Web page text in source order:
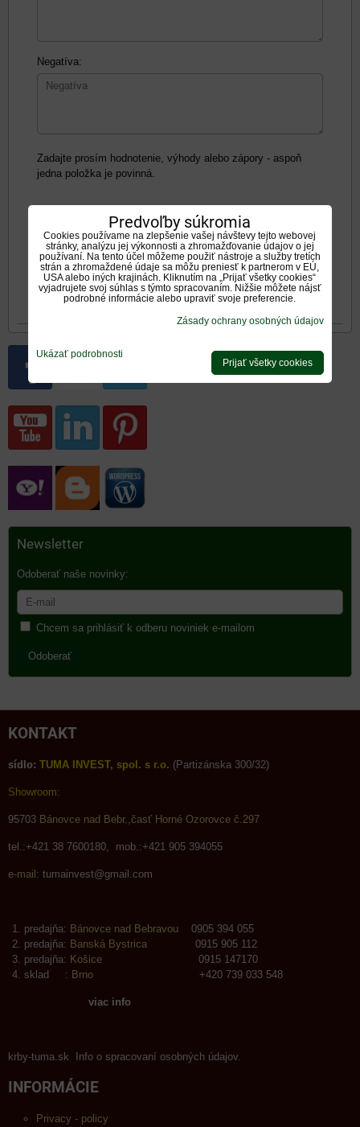
Negatíva:
Zadajte prosím hodnotenie, výhody alebo zápory - aspoň
jedna položka je povinná.
Hodnotenie produktu:
Oboznámil som sa s<span *
*(Povinné)
Odoslať
Newsletter
Odoberať naše novinky:
Chcem sa prihlásiť k odberu noviniek e-mailom
Odoberať
KONTAKT
sídlo: TUMA INVEST, spol. s r.o. (Partizánska 300/32)
Showroom:
95703 Bánovce nad Bebr.,časť Horné Ozorovce č.297
tel.:+421 38 7600180, mob.:+421 905 394055
e-mail: tumainvest@gmail.com
predajňa: Bánovce nad Bebravou 0905 394 055
predajňa: Banská Bystrica 0915 905 112
predajňa: Košice 0915 147170
sklad : Brno +420 739 033 548
viac info
krby-tuma.sk Info o spracovaní osobných údajov.
INFORMÁCIE
Privacy - policy
Predvoľby súkromia
Cookies používame na zlepšenie vašej návštevy tejto webovej
stránky, analýzu jej výkonnosti a zhromažďovanie údajov o jej
používaní. Na tento účel môžeme použiť nástroje a služby tretích
strán a zhromaždené údaje sa môžu preniesť k partnerom v EÚ,
USA alebo iných krajinách. Kliknutím na „Prijať všetky cookies“
vyjadrujete svoj súhlas s týmto spracovaním. Nižšie môžete nájsť
podrobné informácie alebo upraviť svoje preferencie.
Zásady ochrany osobných údajov
Ukázať podrobnosti
Prijať všetky cookies